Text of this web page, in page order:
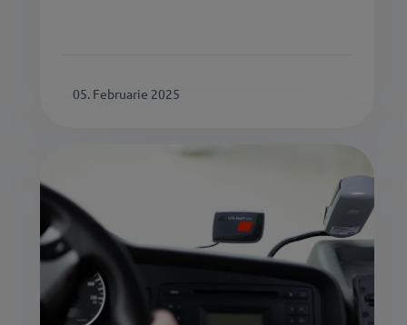
05. Februarie 2025